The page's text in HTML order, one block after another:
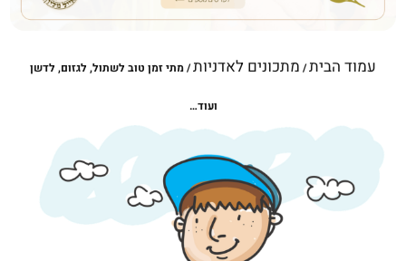
עמוד הבית/ מתכונים לאדניות/ מתי זמן טוב לשתול, לגזום, לדשן
ועוד…